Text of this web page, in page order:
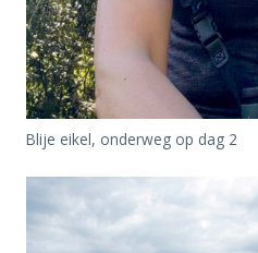
Blije eikel, onderweg op dag 2